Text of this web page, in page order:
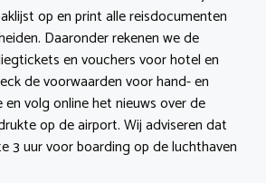
op en print alle reisdocumenten
Daaronder rekenen we de
en vouchers voor hotel en
de voorwaarden voor hand- en
en volg online het nieuws over de
op de airport. Wij adviseren dat
3 uur voor boarding op de luchthaven